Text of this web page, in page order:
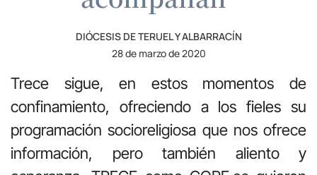
DIÓCESIS DE TERUEL Y ALBARRACÍN
28 de marzo de 2020
Trece sigue, en estos momentos de
confinamiento, ofreciendo a los fieles su
programación socioreligiosa que nos ofrece
información, pero también aliento y